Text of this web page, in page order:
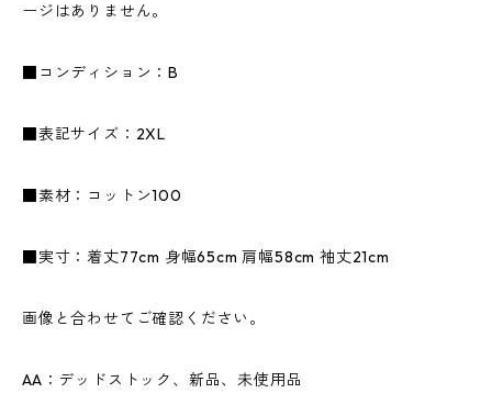
ージはありません。
■コンディション：B
■表記サイズ：2XL
■素材：コットン100
■実寸：着丈77cm 身幅65cm 肩幅58cm 袖丈21cm
画像と合わせてご確認ください。
AA：デッドストック、新品、未使用品